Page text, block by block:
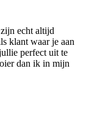
echt altijd
klant waar je aan
perfect uit te
dan ik in mijn